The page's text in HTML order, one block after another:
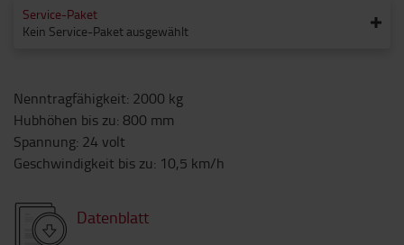
Service-Paket
Kein Service-Paket ausgewählt
Nenntragfähigkeit: 2000 kg
Hubhöhen bis zu: 800 mm
Spannung: 24 volt
Geschwindigkeit bis zu: 10,5 km/h
Datenblatt